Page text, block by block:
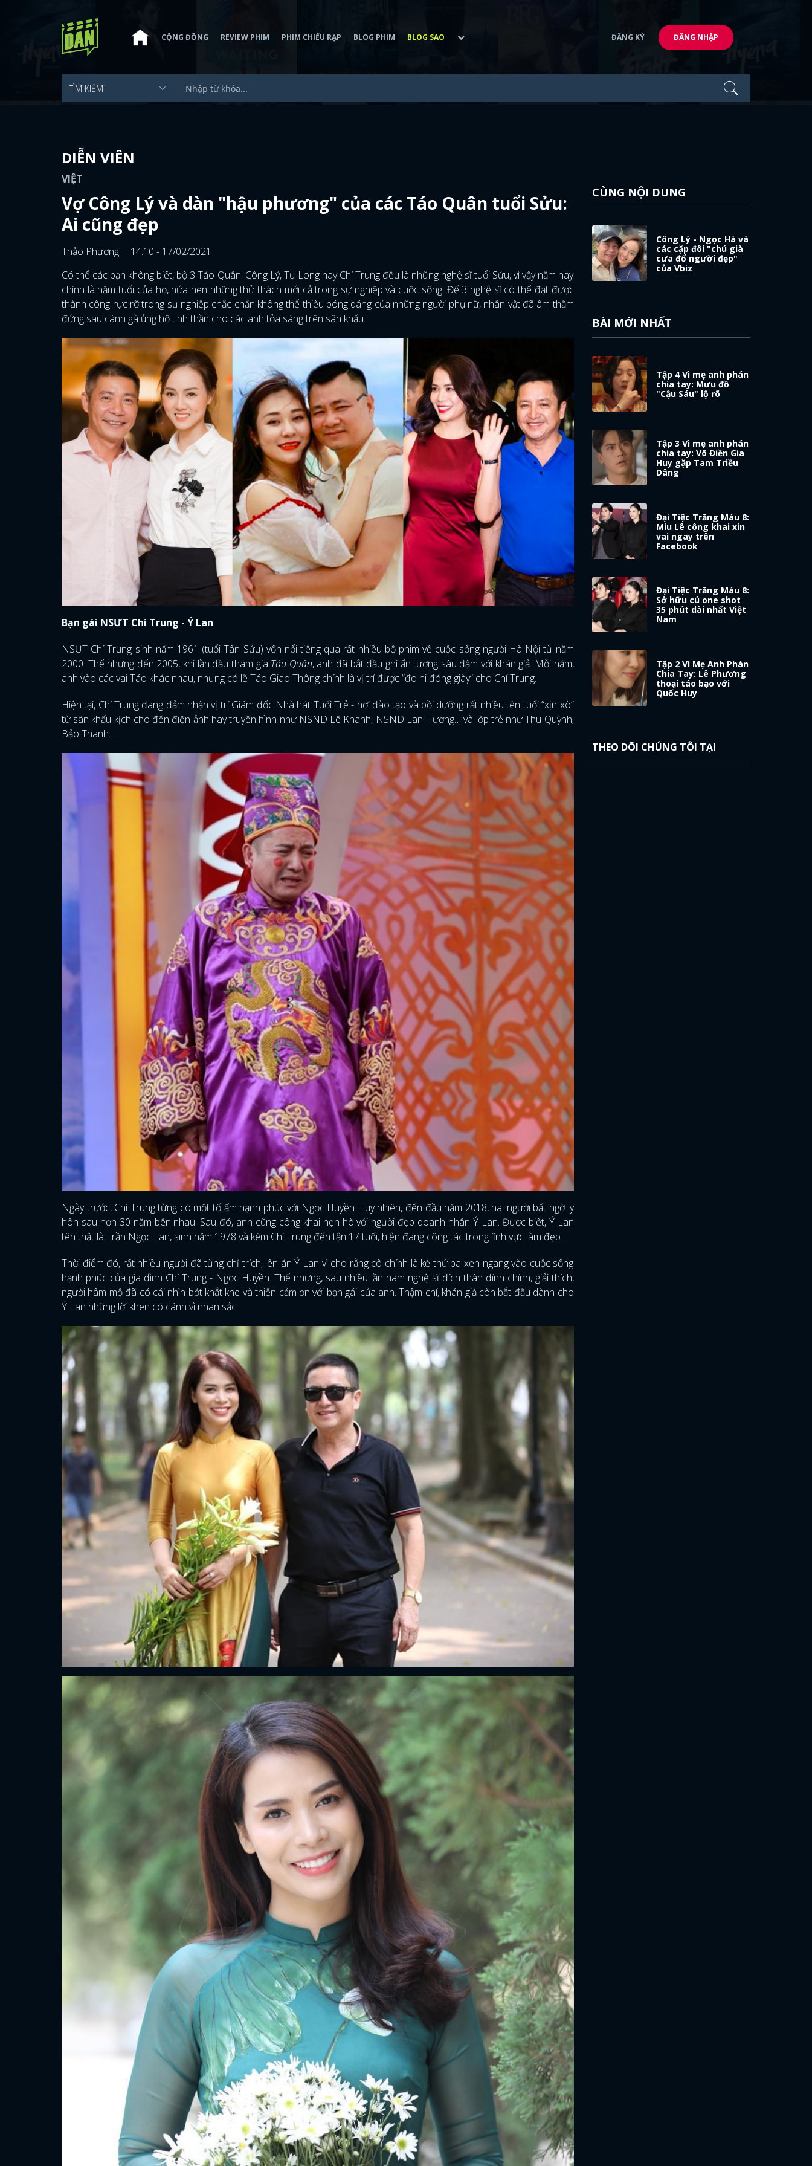
ĐĂNG NHẬP
FACEBOOK GOOGLE
CỘNG ĐỒNG REVIEW PHIM PHIM CHIẾU RẠP BLOG PHIM BLOG SAO ĐĂNG KÝ ĐĂNG NHẬP
DIỄN VIÊN
VIỆT
Vợ Công Lý và dàn "hậu phương" của các Táo Quân tuổi Sửu:
Ai cũng đẹp
Thảo Phương
14:10 - 17/02/2021
Có thể các bạn không biết, bộ 3 Táo Quân: Công Lý, Tự Long hay Chí Trung đều là những nghệ sĩ tuổi Sửu, vì vậy năm nay
chính là năm tuổi của họ, hứa hẹn những thử thách mới cả trong sự nghiệp và cuộc sống. Để 3 nghệ sĩ có thể đạt được
thành công rực rỡ trong sự nghiệp chắc chắn không thể thiếu bóng dáng của những người phụ nữ, nhân vật đã âm thầm
đứng sau cánh gà ủng hộ tinh thần cho các anh tỏa sáng trên sân khấu.
Bạn gái NSƯT Chí Trung - Ý Lan
NSƯT Chí Trung sinh năm 1961 (tuổi Tân Sửu) vốn nổi tiếng qua rất nhiều bộ phim về cuộc sống người Hà Nội từ năm
2000. Thế nhưng đến 2005, khi lần đầu tham gia Táo Quân, anh đã bắt đầu ghi ấn tượng sâu đậm với khán giả. Mỗi năm,
anh vào các vai Táo khác nhau, nhưng có lẽ Táo Giao Thông chính là vị trí được “đo ni đóng giày” cho Chí Trung.
Hiện tại, Chí Trung đang đảm nhận vị trí Giám đốc Nhà hát Tuổi Trẻ - nơi đào tạo và bồi dưỡng rất nhiều tên tuổi “xịn xò”
từ sân khấu kịch cho đến điện ảnh hay truyền hình như NSND Lê Khanh, NSND Lan Hương… và lớp trẻ như Thu Quỳnh,
Bảo Thanh…
Ngày trước, Chí Trung từng có một tổ ấm hạnh phúc với Ngọc Huyền. Tuy nhiên, đến đầu năm 2018, hai người bất ngờ ly
hôn sau hơn 30 năm bên nhau. Sau đó, anh cũng công khai hẹn hò với người đẹp doanh nhân Ý Lan. Được biết, Ý Lan
tên thật là Trần Ngọc Lan, sinh năm 1978 và kém Chí Trung đến tận 17 tuổi, hiện đang công tác trong lĩnh vực làm đẹp.
Thời điểm đó, rất nhiều người đã từng chỉ trích, lên án Ý Lan vì cho rằng cô chính là kẻ thứ ba xen ngang vào cuộc sống
hạnh phúc của gia đình Chí Trung - Ngọc Huyền. Thế nhưng, sau nhiều lần nam nghệ sĩ đích thân đính chính, giải thích,
người hâm mộ đã có cái nhìn bớt khắt khe và thiện cảm ơn với bạn gái của anh. Thậm chí, khán giả còn bắt đầu dành cho
Ý Lan những lời khen có cánh vì nhan sắc.
CÙNG NỘI DUNG
Công Lý - Ngọc Hà và
các cặp đôi "chú già
cưa đổ người đẹp"
của Vbiz
BÀI MỚI NHẤT
Tập 4 Vì mẹ anh phán
chia tay: Mưu đồ
"Cậu Sáu" lộ rõ
Tập 3 Vì mẹ anh phán
chia tay: Võ Điền Gia
Huy gặp Tam Triều
Dâng
Đại Tiệc Trăng Máu 8:
Miu Lê công khai xin
vai ngay trên
Facebook
Đại Tiệc Trăng Máu 8:
Sở hữu cú one shot
35 phút dài nhất Việt
Nam
Tập 2 Vì Mẹ Anh Phán
Chia Tay: Lê Phương
thoại táo bạo với
Quốc Huy
THEO DÕI CHÚNG TÔI TẠI